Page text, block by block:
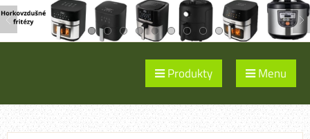
Produkty Menu